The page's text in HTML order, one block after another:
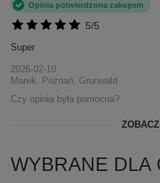
5/5
Opinia potwierdzona zakupem
Super
2026-02-10
Marek, Poznań, Grunwald
Czy opinia była pomocna?
WYBRANE DLA